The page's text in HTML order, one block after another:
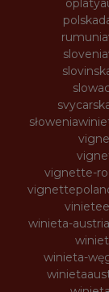
vignette-
winieta-
winieta-